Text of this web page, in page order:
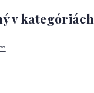
v kategóriách